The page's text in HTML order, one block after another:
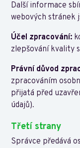
Další informace
webových stránek
Účel zpracování:
zlepšování kvality
Právní důvod
zpracováním
přijatá před
údajů).
Třetí strany
Správce předává